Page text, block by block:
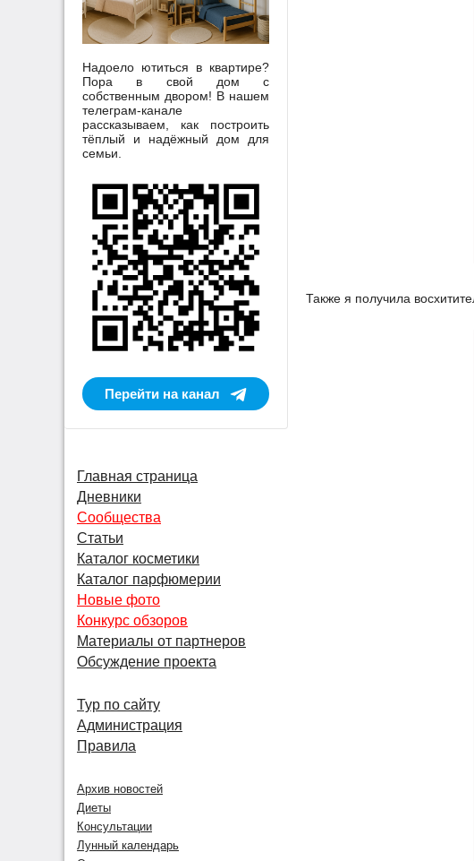
Также я получила
Надоело ютиться в квартире?
Пора в свой дом с
собственным двором! В нашем
телеграм-канале
рассказываем, как построить
тёплый и надёжный дом для
семьи.
Перейти на канал
Главная страница
Дневники
Сообщества
Статьи
Каталог косметики
Каталог парфюмерии
Новые фото
Конкурс обзоров
Материалы от партнеров
Обсуждение проекта
Тур по сайту
Администрация
Правила
Архив новостей
Диеты
Консультации
Лунный календарь